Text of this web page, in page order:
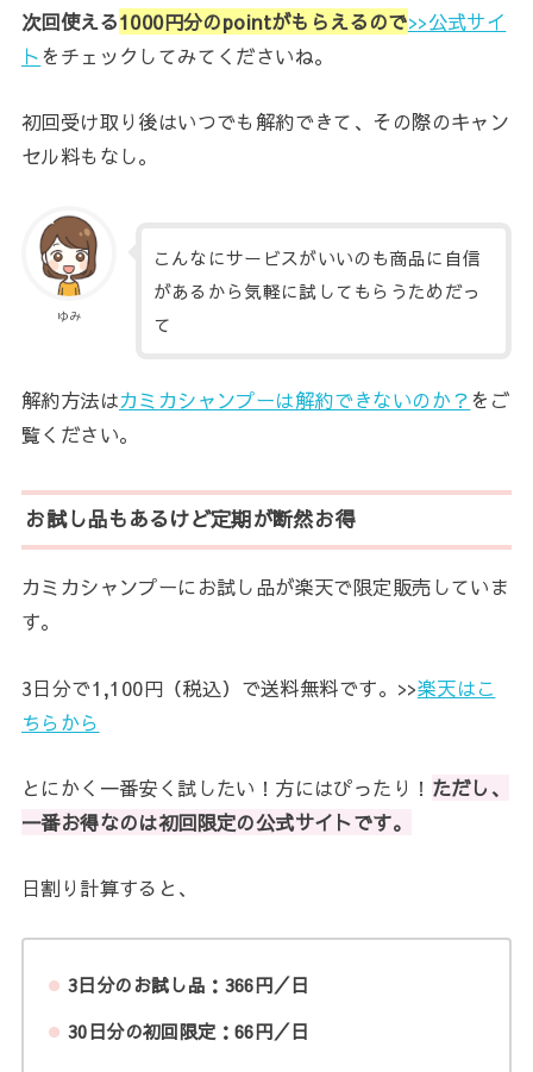
次回使える1000円分のpointがもらえるので>>公式サイ
トをチェックしてみてくださいね。
初回受け取り後はいつでも解約できて、その際のキャン
セル料もなし。
ゆみ
こんなにサービスがいいのも商品に自信
があるから気軽に試してもらうためだっ
て
解約方法はカミカシャンプーは解約できないのか？をご
覧ください。
お試し品もあるけど定期が断然お得
カミカシャンプーにお試し品が楽天で限定販売していま
す。
3日分で1,100円（税込）で送料無料です。>>楽天はこ
ちらから
とにかく一番安く試したい！方にはぴったり！ ただし、
一番お得なのは初回限定の公式サイトです。
日割り計算すると、
3日分のお試し品：366円／日
30日分の初回限定：66円／日